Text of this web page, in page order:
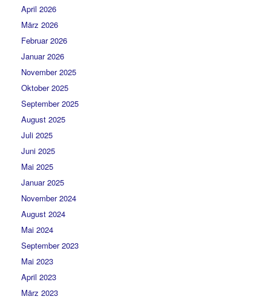
April 2026
März 2026
Februar 2026
Januar 2026
November 2025
Oktober 2025
September 2025
August 2025
Juli 2025
Juni 2025
Mai 2025
Januar 2025
November 2024
August 2024
Mai 2024
September 2023
Mai 2023
April 2023
März 2023